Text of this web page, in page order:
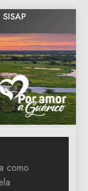
SISAP
de Guarico
como